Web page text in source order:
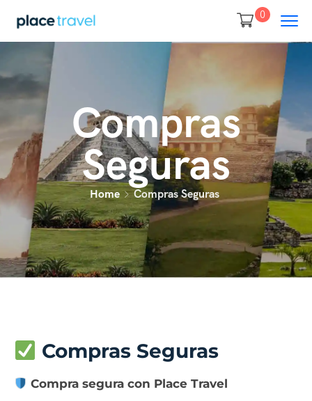
0
Compras
Seguras
Home Compras Seguras
Compras Seguras
Compra segura con Place Travel